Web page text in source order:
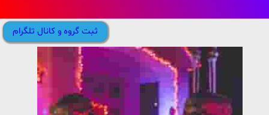
ثبت گروه و کانال تلگرام